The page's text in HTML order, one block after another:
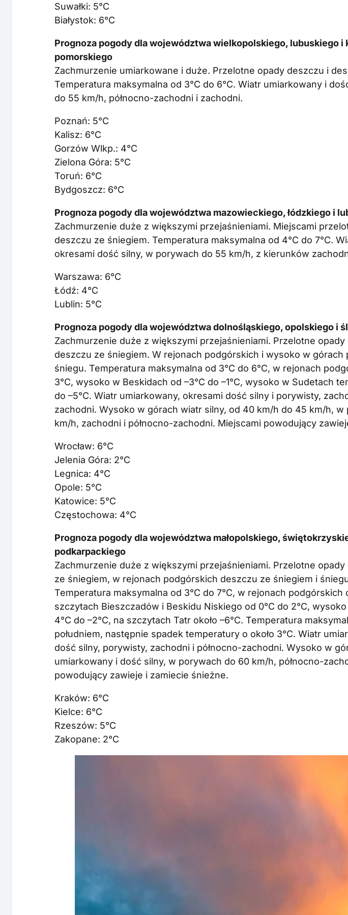
Suwałki: 5°C
Białystok: 6°C
Prognoza pogody dla województwa wielkopolskiego, lubuskiego i
pomorskiego
Zachmurzenie umiarkowane i duże. Przelotne opady deszczu i
Temperatura maksymalna od 3°C do 6°C. Wiatr umiarkowany i
do 55 km/h, północno-zachodni i zachodni.
Poznań: 5°C
Kalisz: 6°C
Gorzów Wlkp.: 4°C
Zielona Góra: 5°C
Toruń: 6°C
Bydgoszcz: 6°C
Prognoza pogody dla województwa mazowieckiego, łódzkiego i
Zachmurzenie duże z większymi przejaśnieniami. Miejscami
deszczu ze śniegiem. Temperatura maksymalna od 4°C do 7°C.
okresami dość silny, w porywach do 55 km/h, z kierunków
Warszawa: 6°C
Łódź: 4°C
Lublin: 5°C
Prognoza pogody dla województwa dolnośląskiego, opolskiego i
Zachmurzenie duże z większymi przejaśnieniami. Przelotne
deszczu ze śniegiem. W rejonach podgórskich i wysoko w górach
śniegu. Temperatura maksymalna od 3°C do 6°C, w rejonach
3°C, wysoko w Beskidach od –3°C do –1°C, wysoko w Sudetach
do –5°C. Wiatr umiarkowany, okresami dość silny i porywisty,
zachodni. Wysoko w górach wiatr silny, od 40 km/h do 45 km/h, w
km/h, zachodni i północno-zachodni. Miejscami powodujący
Wrocław: 6°C
Jelenia Góra: 2°C
Legnica: 4°C
Opole: 5°C
Katowice: 5°C
Częstochowa: 4°C
Prognoza pogody dla województwa małopolskiego,
podkarpackiego
Zachmurzenie duże z większymi przejaśnieniami. Przelotne
ze śniegiem, w rejonach podgórskich deszczu ze śniegiem i
Temperatura maksymalna od 3°C do 7°C, w rejonach podgórskich
szczytach Bieszczadów i Beskidu Niskiego od 0°C do 2°C,
4°C do –2°C, na szczytach Tatr około –6°C. Temperatura
południem, następnie spadek temperatury o około 3°C. Wiatr
dość silny, porywisty, zachodni i północno-zachodni. Wysoko w
umiarkowany i dość silny, w porywach do 60 km/h, północno-
powodujący zawieje i zamiecie śnieżne.
Kraków: 6°C
Kielce: 6°C
Rzeszów: 5°C
Zakopane: 2°C